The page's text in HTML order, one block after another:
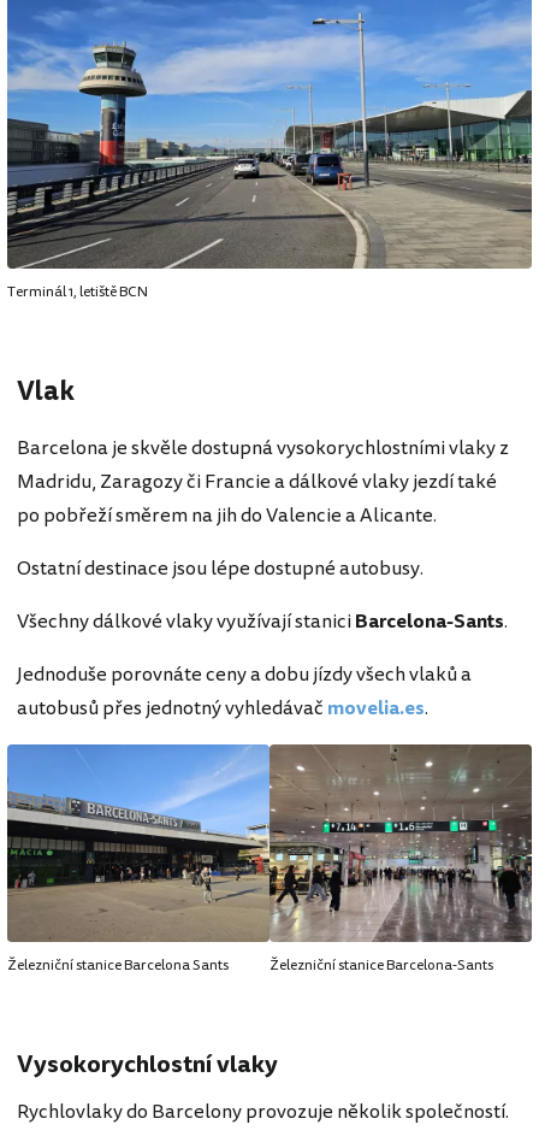
Terminál 1, letiště BCN
Vlak
Barcelona je skvěle dostupná vysokorychlostními vlaky z
Madridu, Zaragozy či Francie a dálkové vlaky jezdí také
po pobřeží směrem na jih do Valencie a Alicante.
Ostatní destinace jsou lépe dostupné autobusy.
Všechny dálkové vlaky využívají staniciBarcelona-Sants.
Jednoduše porovnáte ceny a dobu jízdy všech vlaků a
autobusů přes jednotný vyhledávač movelia.es.
Železniční stanice Barcelona Sants Železniční stanice Barcelona-Sants
Vysokorychlostní vlaky
Rychlovlaky do Barcelony provozuje několik společností.